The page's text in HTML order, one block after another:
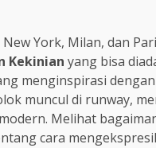
York, Milan, dan
Kekinian yang bisa
menginspirasi
muncul di runway,
Melihat
cara